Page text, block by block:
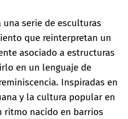
una serie de esculturas
que reinterpretan un
asociado a estructuras
en un lenguaje de
Inspiradas en
y la cultura popular en
nacido en barrios